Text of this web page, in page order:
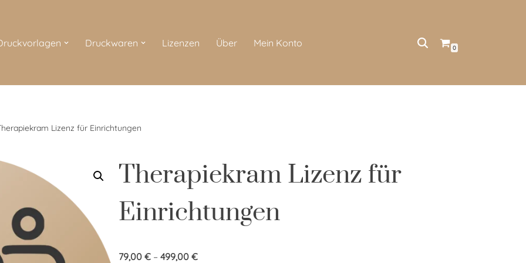
Druckwaren Lizenzen Über Mein Konto 0
Lizenz für Einrichtungen
Therapiekram Lizenz für
Einrichtungen
79,00 €– 499,00 €